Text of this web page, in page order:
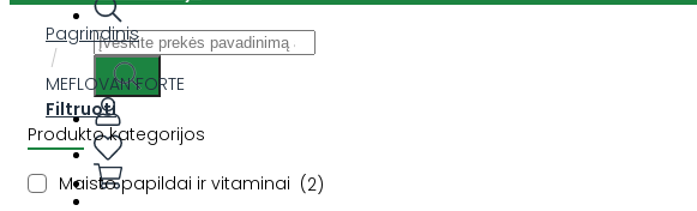
Ieškoti:
Pagrindinis
/
MEFLOVAN FORTE
Filtruoti
Produkto kategorijos
Maisto papildai ir vitaminai
2